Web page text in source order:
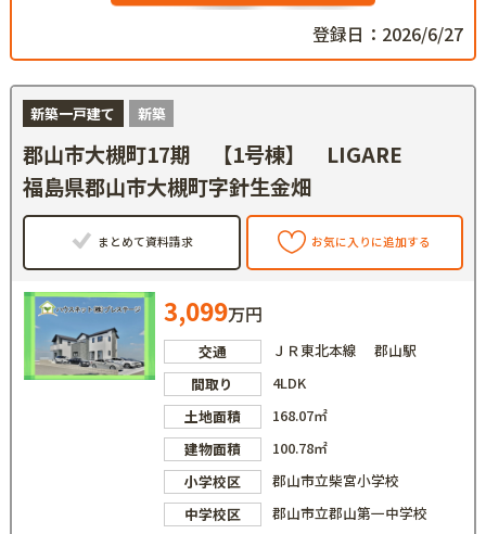
登録日：2026/6/27
新築一戸建て 新築
郡山市大槻町17期 【1号棟】 LIGARE
福島県郡山市大槻町字針生金畑
まとめて資料請求 お気に入りに追加する
3,099万円
交通
ＪＲ東北本線 郡山駅
間取り
4LDK
土地面積
168.07㎡
建物面積
100.78㎡
小学校区
郡山市立柴宮小学校
中学校区
郡山市立郡山第一中学校